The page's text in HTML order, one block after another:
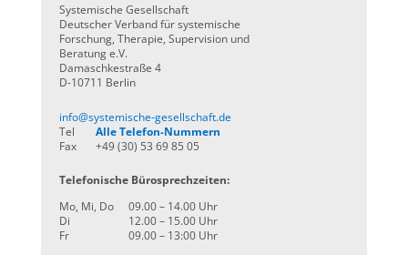
Systemische Gesellschaft
Deutscher Verband für systemische
Forschung, Therapie, Supervision und
Beratung e.V.
Damaschkestraße 4
D-10711 Berlin
info@systemische-gesellschaft.de
Tel
Alle Telefon-Nummern
Fax
+49 (30) 53 69 85 05
Telefonische Bürosprechzeiten:
Mo, Mi, Do
09.00 – 14.00 Uhr
Di
12.00 – 15.00 Uhr
Fr
09.00 – 13:00 Uhr